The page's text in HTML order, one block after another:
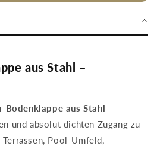
aus Stahl –
aus Stahl
und absolut dichten Zugang zu
Pool-Umfeld,